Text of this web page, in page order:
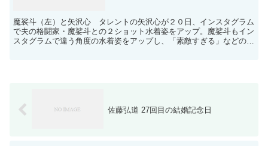
魔裟斗（左）と矢沢心 タレントの矢沢心が２０日、インスタグラム
で夫の格闘家・魔娑斗との２ショット水着姿をアップ。魔娑斗もイン
スタグラムで違う角度の水着姿をアップし、「素敵すぎる」などの声
佐藤弘道 27回目の結婚記念日